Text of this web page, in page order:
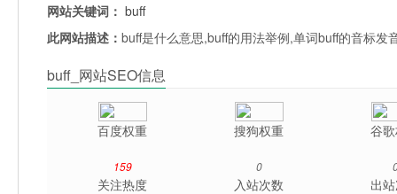
网站关键词： buff
此网站描述：buff是什么意思,buff的用法举例,单词buff的音标发
buff_网站SEO信息
百度权重 搜狗权重 谷
159
关注热度
0
入站次数 出